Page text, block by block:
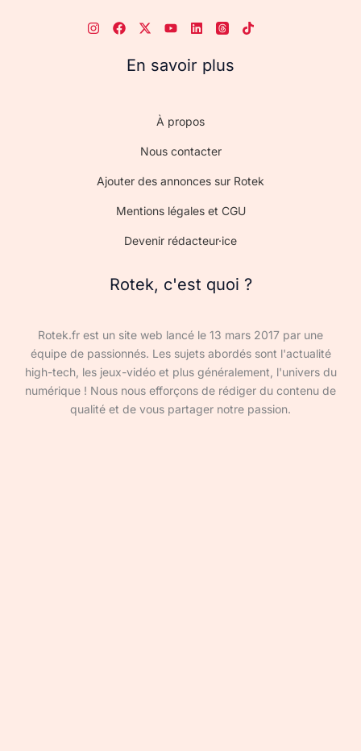
En savoir plus
À propos
Nous contacter
Ajouter des annonces sur Rotek
Mentions légales et CGU
Devenir rédacteur·ice
Rotek, c'est quoi ?
Rotek.fr est un site web lancé le 13 mars 2017 par une
équipe de passionnés. Les sujets abordés sont l'actualité
high-tech, les jeux-vidéo et plus généralement, l'univers du
numérique ! Nous nous efforçons de rédiger du contenu de
qualité et de vous partager notre passion.